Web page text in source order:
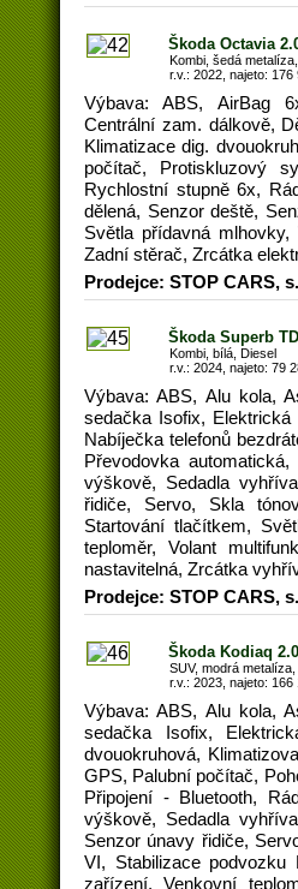
Škoda Octavia
Kombi, šedá
r.v.: 2022, najeto: 176
Výbava: ABS, AirBag
Centrální zam. dálkově,
Klimatizace dig.
počítač, Protiskluzový
Rychlostní stupně 6x,
dělená, Senzor deště,
Světla přídavná mlhovky,
Zadní stěrač, Zrcátka
Prodejce: STOP CARS,
Škoda Superb
Kombi, bílá, Diesel
r.v.: 2024, najeto: 79
Výbava: ABS, Alu kola,
sedačka Isofix,
Nabíječka telefonů
Převodovka
výškově, Sedadla
řidiče, Servo, Skla
Startování tlačítkem,
teploměr, Volant
nastavitelná, Zrcátka
Prodejce: STOP CARS,
Škoda Kodiaq
SUV, modrá
r.v.: 2023, najeto: 166
Výbava: ABS, Alu kola,
sedačka Isofix,
dvouokruhová,
GPS, Palubní počítač,
Připojení - Bluetooth,
výškově, Sedadla
Senzor únavy řidiče,
VI, Stabilizace podvozku
zařízení, Venkovní